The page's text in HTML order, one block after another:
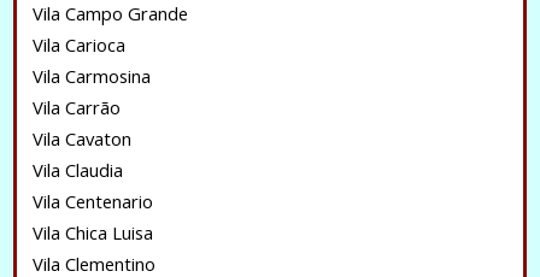
Vila Campo Grande
Vila Carioca
Vila Carmosina
Vila Carrão
Vila Cavaton
Vila Claudia
Vila Centenario
Vila Chica Luisa
Vila Clementino